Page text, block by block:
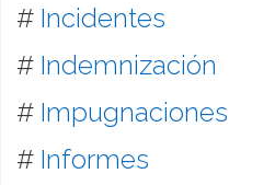
# Incidentes
# Indemnización
# Impugnaciones
# Informes